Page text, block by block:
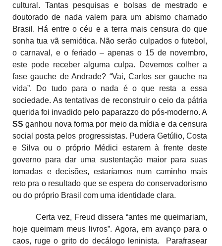
cultural. Tantas pesquisas e bolsas de mestrado e
doutorado de nada valem para um abismo chamado
Brasil. Há entre o céu e a terra mais censura do que
sonha tua vã semiótica. Não serão culpados o futebol,
o carnaval, e o feriado – apenas o 15 de novembro,
este pode receber alguma culpa. Devemos colher a
fase gauche de Andrade? “Vai, Carlos ser gauche na
vida”. Do tudo para o nada é o que resta a essa
sociedade. As tentativas de reconstruir o ceio da pátria
querida foi invadido pelo paparazzo do pós-moderno. A
SS ganhou nova forma por meio da mídia e da censura
social posta pelos progressistas. Pudera Getúlio, Costa
e Silva ou o próprio Médici estarem à frente deste
governo para dar uma sustentação maior para suas
tomadas e decisões, estaríamos num caminho mais
reto pra o resultado que se espera do conservadorismo
ou do próprio Brasil com uma identidade clara.
Certa vez, Freud dissera “antes me queimariam,
hoje queimam meus livros”. Agora, em avanço para o
caos, ruge o grito do decálogo leninista. Parafrasear